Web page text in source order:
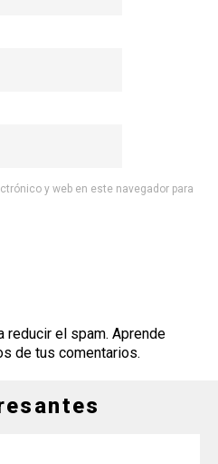
y web en este navegador para
reducir el spam. Aprende
de tus comentarios.